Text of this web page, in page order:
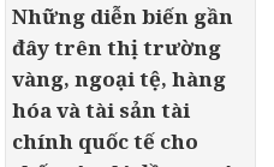
Những diễn biến gần
đây trên thị trường
vàng, ngoại tệ, hàng
hóa và tài sản tài
chính quốc tế cho